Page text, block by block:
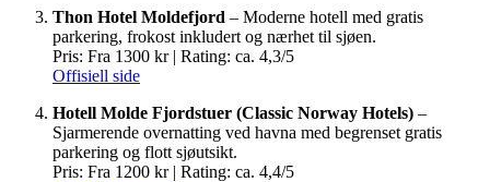
Thon Hotel Moldefjord – Moderne hotell med gratis
parkering, frokost inkludert og nærhet til sjøen.
Pris: Fra 1300 kr | Rating: ca. 4,3/5
Offisiell side
Hotell Molde Fjordstuer (Classic Norway Hotels) –
Sjarmerende overnatting ved havna med begrenset gratis
parkering og flott sjøutsikt.
Pris: Fra 1200 kr | Rating: ca. 4,4/5